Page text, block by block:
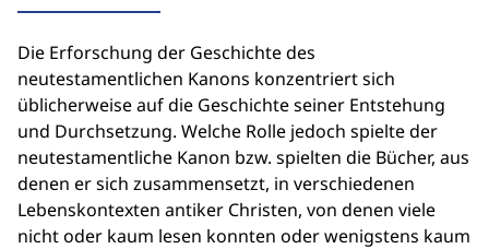
Die Erforschung der Geschichte des
neutestamentlichen Kanons konzentriert sich
üblicherweise auf die Geschichte seiner Entstehung
und Durchsetzung. Welche Rolle jedoch spielte der
neutestamentliche Kanon bzw. spielten die Bücher, aus
denen er sich zusammensetzt, in verschiedenen
Lebenskontexten antiker Christen, von denen viele
nicht oder kaum lesen konnten oder wenigstens kaum